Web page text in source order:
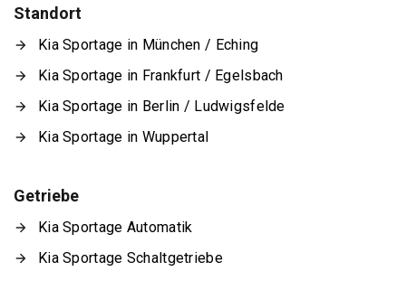
Standort
Kia Sportage in München / Eching
Kia Sportage in Frankfurt / Egelsbach
Kia Sportage in Berlin / Ludwigsfelde
Kia Sportage in Wuppertal
Getriebe
Kia Sportage Automatik
Kia Sportage Schaltgetriebe